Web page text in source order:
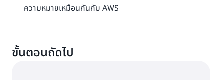
ความหมายเหมือนกันกับ AWS
ขั้นตอนถัดไป